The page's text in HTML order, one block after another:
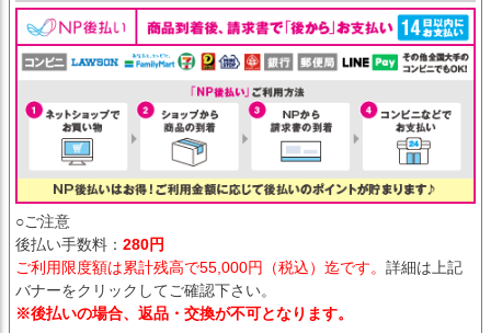
○ご注意
後払い手数料： 280円
ご利用限度額は累計残高で55,000円（税込）迄です。 詳細は上記
バナーをクリックしてご確認下さい。
※後払いの場合、返品・交換が不可となります。